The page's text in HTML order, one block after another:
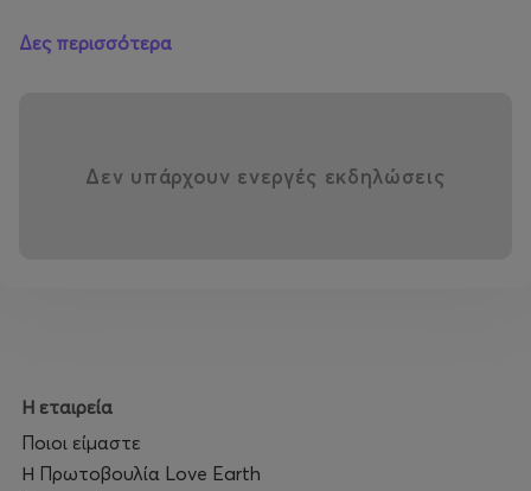
• DIY herbal smudge creations
(Release what no longer serves you into the fire. Keep
flower, a shell, a sea pebble)
Δες περισσότερα
Δεν υπάρχουν ενεργές εκδηλώσεις
Η εταιρεία
Ποιοι είμαστε
Η Πρωτοβουλία Love Earth